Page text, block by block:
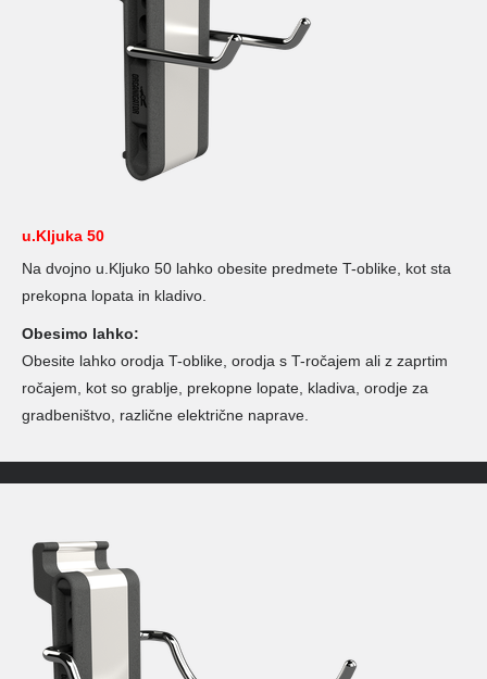
u.Kljuka 50
Na dvojno u.Kljuko 50 lahko obesite predmete T-oblike, kot sta
prekopna lopata in kladivo.
Obesimo lahko:
Obesite lahko orodja T-oblike, orodja s T-ročajem ali z zaprtim
ročajem, kot so grablje, prekopne lopate, kladiva, orodje za
gradbeništvo, različne električne naprave.